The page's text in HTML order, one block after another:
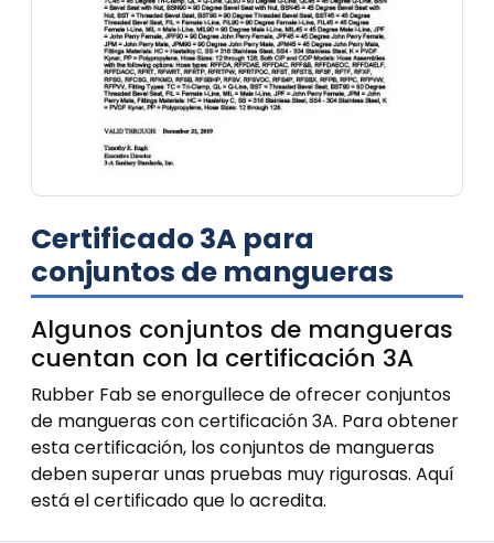
Certificado 3A para
conjuntos de mangueras
Algunos conjuntos de mangueras
cuentan con la certificación 3A
Rubber Fab se enorgullece de ofrecer conjuntos
de mangueras con certificación 3A. Para obtener
esta certificación, los conjuntos de mangueras
deben superar unas pruebas muy rigurosas. Aquí
está el certificado que lo acredita.